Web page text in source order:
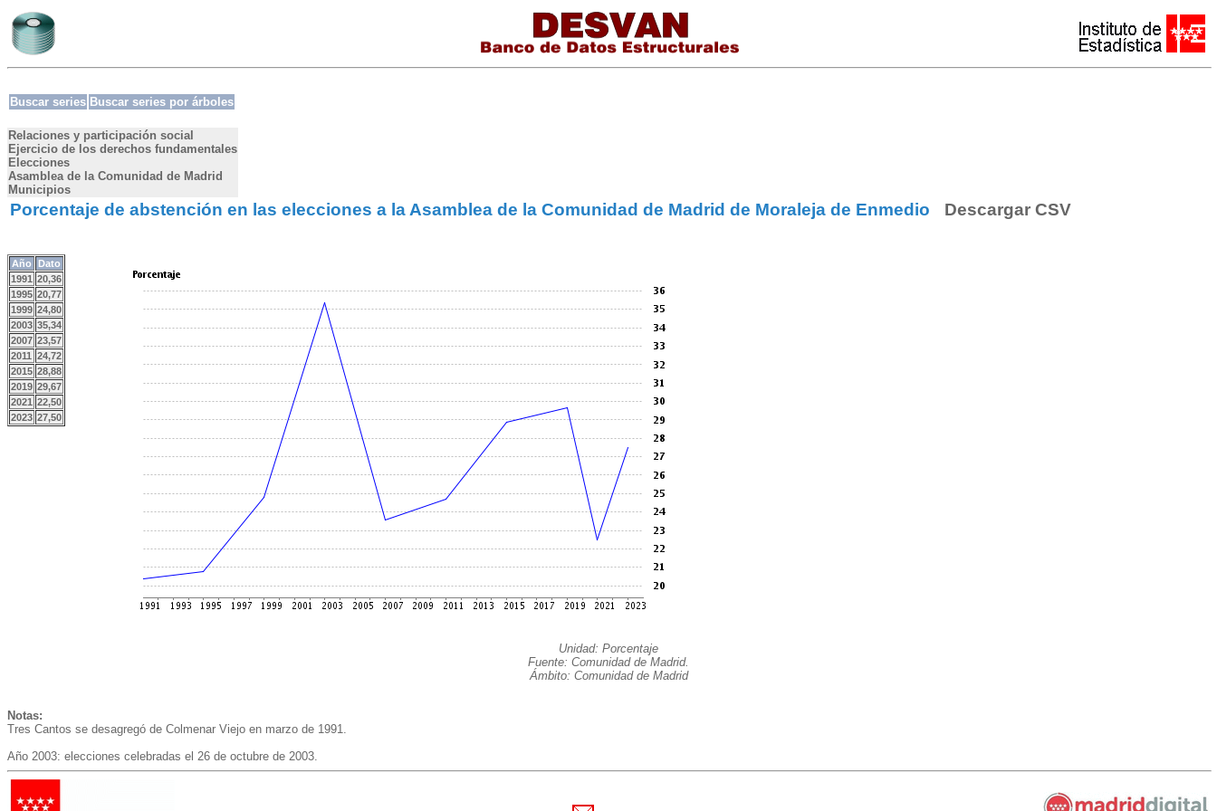
Buscar series Buscar series por árboles
Relaciones y participación social
Ejercicio de los derechos fundamentales
Elecciones
Asamblea de la Comunidad de Madrid
Municipios
Porcentaje de abstención en las elecciones a la Asamblea de la Comunidad de Madrid de Moraleja de Enmedio Descargar CSV
Año
Dato
1991 20,36
1995 20,77
1999 24,80
2003 35,34
2007 23,57
2011 24,72
2015 28,88
2019 29,67
2021 22,50
2023 27,50
Unidad: Porcentaje
Fuente: Comunidad de Madrid.
Ámbito: Comunidad de Madrid
Notas:
Tres Cantos se desagregó de Colmenar Viejo en marzo de 1991.
Año 2003: elecciones celebradas el 26 de octubre de 2003.